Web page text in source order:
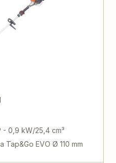
- 0,9 kW/25,4 cm³
EVO Ø 110 mm